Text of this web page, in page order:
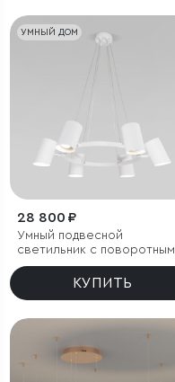
УМНЫЙ ДОМ
28 800 ₽
Умный подвесной
светильник с поворотным
механизмом
КУПИТЬ